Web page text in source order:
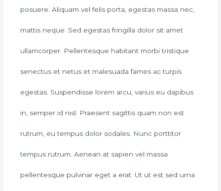
posuere. Aliquam vel felis porta, egestas massa nec,
mattis neque. Sed egestas fringilla dolor sit amet
ullamcorper. Pellentesque habitant morbi tristique
senectus et netus et malesuada fames ac turpis
egestas. Suspendisse lorem arcu, varius eu dapibus
in, semper id nisl. Praesent sagittis quam non est
rutrum, eu tempus dolor sodales. Nunc porttitor
tempus rutrum. Aenean at sapien vel massa
pellentesque pulvinar eget a erat. Ut ut est sed urna